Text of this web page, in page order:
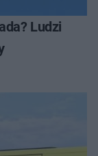
Ludzi